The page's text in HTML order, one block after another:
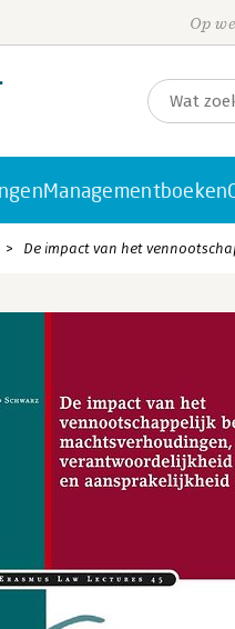
Op
Managementboeken
De impact van het